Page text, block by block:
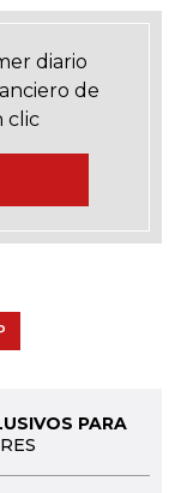
diario
de
clic
PARA